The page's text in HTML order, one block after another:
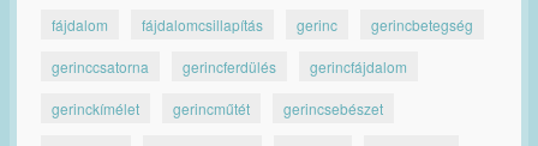
fájdalom fájdalomcsillapítás gerinc gerincbetegség
gerinccsatorna gerincferdülés gerincfájdalom
gerinckímélet gerincműtét gerincsebészet